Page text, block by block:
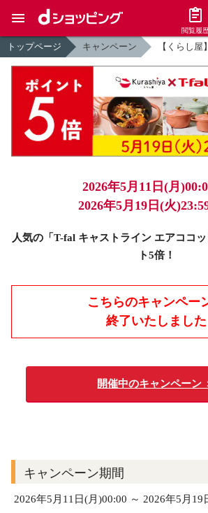
閲覧履
トップページ キャンペーン 【くらし
2026年5月11日(月
2026年5月19日(火
人気の「T-fal キャストライン エアココ
ト5倍！
こちらのキャンペー
終了いたしました
開催中のキャンペーン
キャンペーン期間
2026年5月11日(月)00:00 ～ 2026年5月19